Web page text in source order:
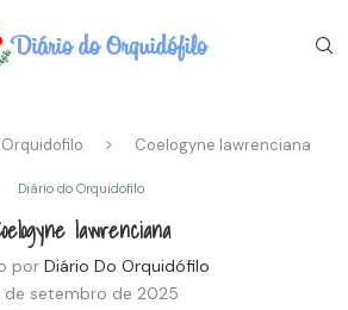
Coelogyne lawrenciana
Diário do Orquidofilo
lawrenciana
por Diário Do Orquidófilo
de setembro de 2025